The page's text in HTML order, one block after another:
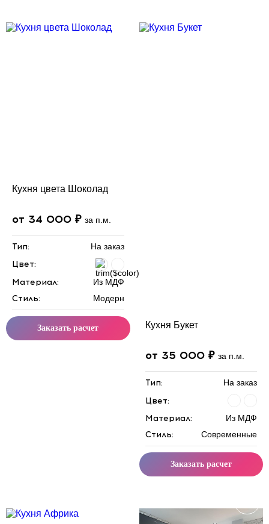
Кухня цвета Шоколад
от 34 000 ₽ за п.м.
Тип: На заказ
Цвет:
Материал:
Из МДФ
Стиль: Модерн
Заказать расчет Кухня Букет
от 35 000 ₽ за п.м.
Тип: На заказ
Цвет:
Материал:
Из МДФ
Стиль: Современные
Заказать расчет